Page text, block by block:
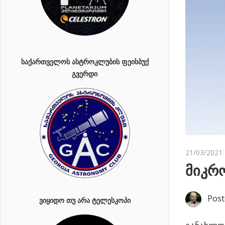
21/03/2021
ᲡᲐᲥᲐᲠᲗᲕᲔᲚᲝᲡ ᲐᲡᲢᲠᲝᲙᲚᲣᲑᲘᲡ ᲤᲔᲘᲡᲑᲣᲥ
ᲒᲕᲔᲠᲓᲘ
ᲕᲘᲧᲘᲓᲝ ᲗᲣ ᲐᲠᲐ ᲢᲔᲚᲔᲡᲙᲝᲞᲘ